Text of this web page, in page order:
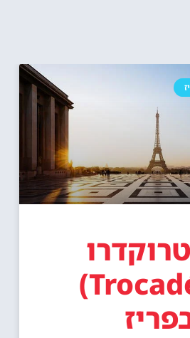
(Trocadéro)